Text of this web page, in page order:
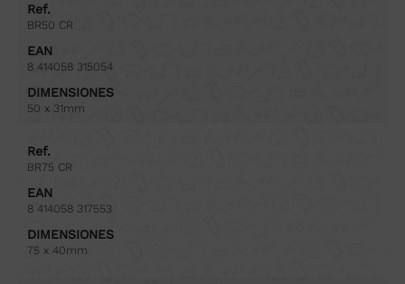
Ref.
BR50 CR
EAN
8 414058 315054
DIMENSIONES
50 x 31mm
Ref.
BR75 CR
EAN
8 414058 317553
DIMENSIONES
75 x 40mm